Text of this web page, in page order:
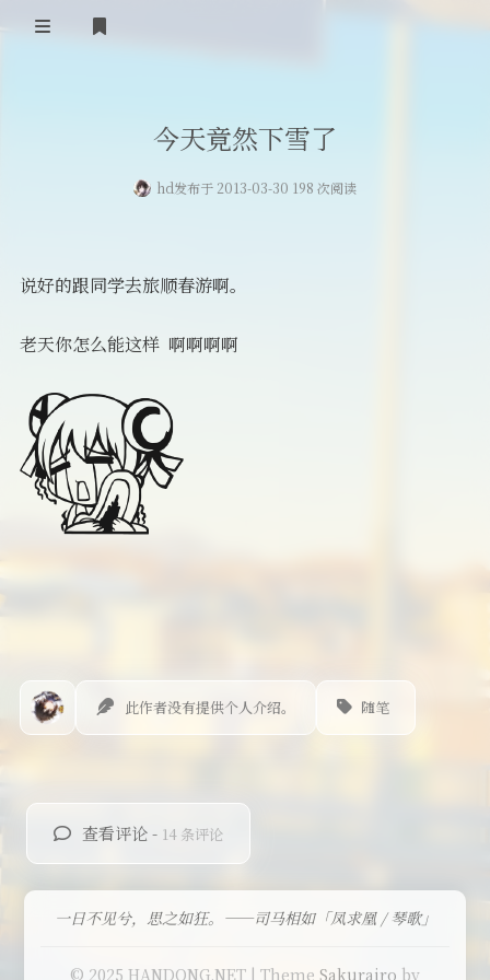
免费提供二级域名
留言板
关于
今天竟然下雪了
hd发布于 2013-03-30 198 次阅读
说好的跟同学去旅顺春游啊。
老天你怎么能这样 啊啊啊啊
此作者没有提供个人介绍。 随笔
查看评论 - 14 条评论
一日不见兮，思之如狂。——司马相如「凤求凰 / 琴歌」
© 2025 HANDONG.NET | Theme Sakurairo by